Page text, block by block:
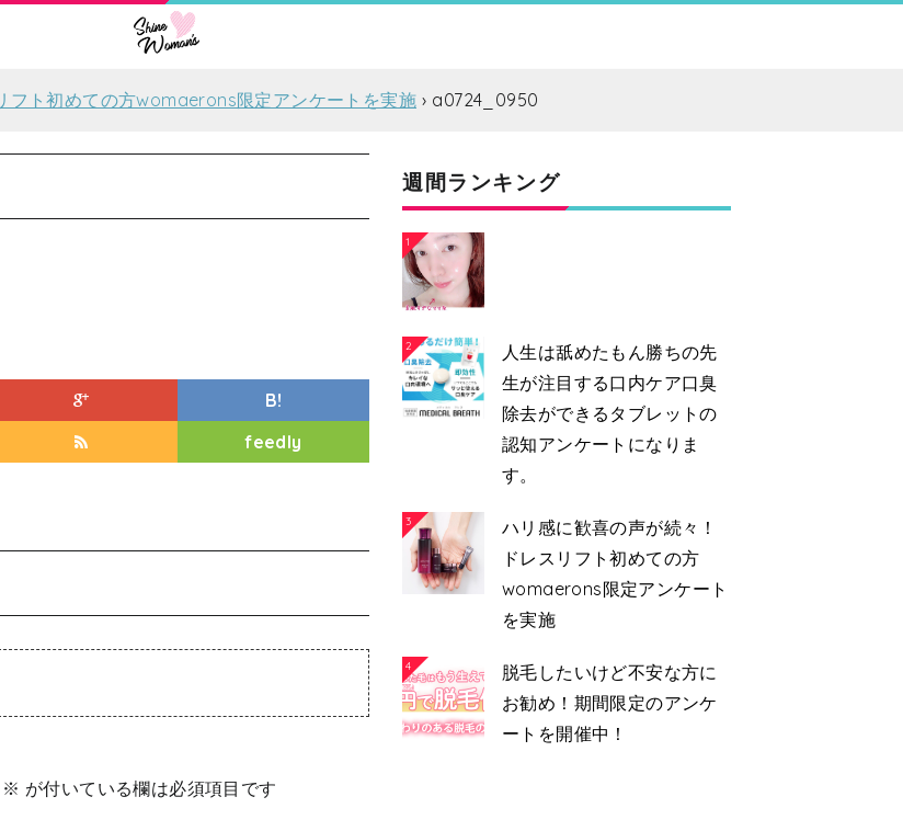
フト初めての方womaerons限定アンケートを実施 a0724_0950
B!
feedly
※ が付いている欄は必須項目です
週間ランキング
1
2
人生は舐めたもん勝ちの先
生が注目する口内ケア口臭
除去ができるタブレットの
認知アンケートになりま
す。
3
ハリ感に歓喜の声が続々！
ドレスリフト初めての方
womaerons限定アンケート
を実施
4
脱毛したいけど不安な方に
お勧め！期間限定のアンケ
ートを開催中！